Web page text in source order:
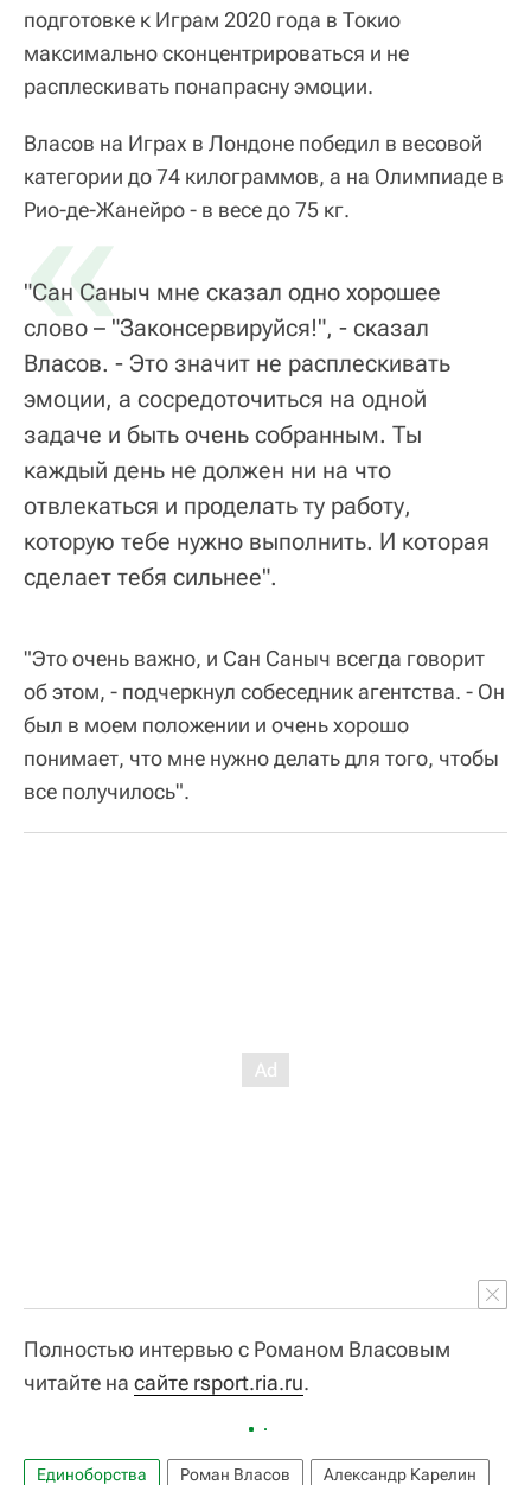
подготовке к Играм 2020 года в Токио
максимально сконцентрироваться и не
расплескивать понапрасну эмоции.
Власов на Играх в Лондоне победил в весовой
категории до 74 килограммов, а на Олимпиаде в
Рио-де-Жанейро - в весе до 75 кг.
«
"Сан Саныч мне сказал одно хорошее
слово – "Законсервируйся!", - сказал
Власов. - Это значит не расплескивать
эмоции, а сосредоточиться на одной
задаче и быть очень собранным. Ты
каждый день не должен ни на что
отвлекаться и проделать ту работу,
которую тебе нужно выполнить. И которая
сделает тебя сильнее".
"Это очень важно, и Сан Саныч всегда говорит
об этом, - подчеркнул собеседник агентства. - Он
был в моем положении и очень хорошо
понимает, что мне нужно делать для того, чтобы
все получилось".
Полностью интервью с Романом Власовым
читайте на сайте rsport.ria.ru.
Единоборства Роман Власов Александр Карелин